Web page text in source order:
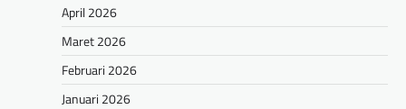
April 2026
Maret 2026
Februari 2026
Januari 2026